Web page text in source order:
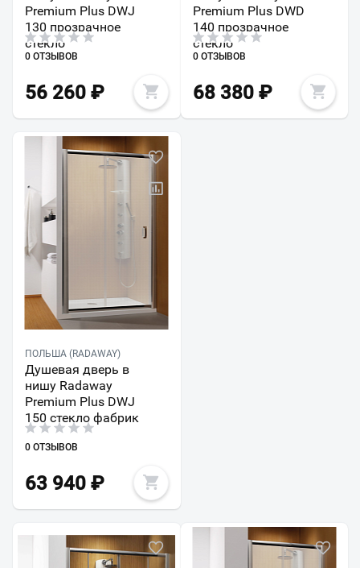
Premium Plus DWJ
130 прозрачное
стекло
0 ОТЗЫВОВ
56 260 ₽
Premium Plus DWD
140 прозрачное
стекло
0 ОТЗЫВОВ
68 380₽
ПОЛЬША (RADAWAY)
Душевая дверь в
нишу Radaway
Premium Plus DWJ
150 стекло фабрик
0 ОТЗЫВОВ
63 940 ₽